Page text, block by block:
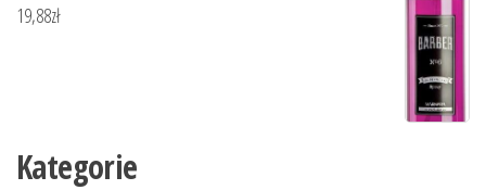
19,88zł
Kategorie